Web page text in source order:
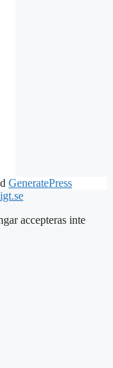
GeneratePress
accepteras inte